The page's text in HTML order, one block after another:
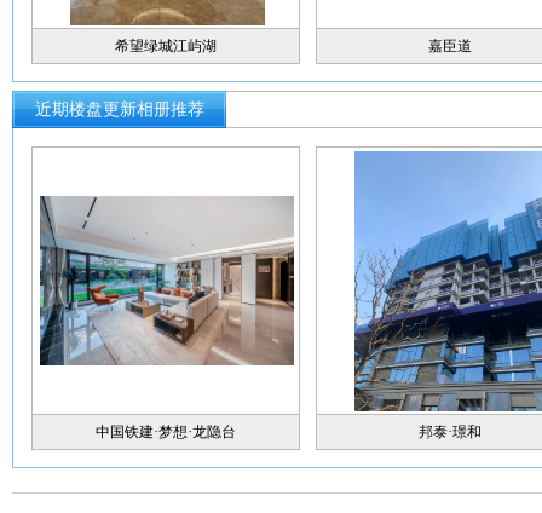
希望绿城江屿湖 嘉臣道
近期楼盘更新相册推荐
中国铁建·梦想·龙隐台 邦泰·璟和